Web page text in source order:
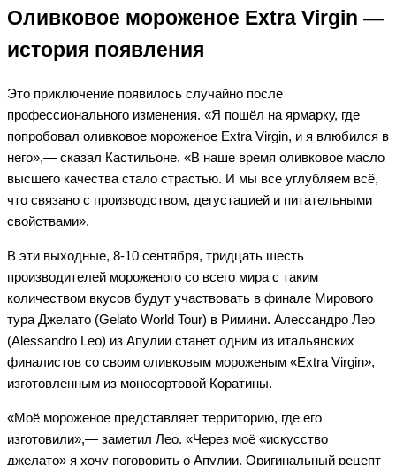
Оливковое мороженое Extra Virgin —
история появления
Это приключение появилось случайно после
профессионального изменения. «Я пошёл на ярмарку, где
попробовал оливковое мороженое Extra Virgin, и я влюбился в
него»,— сказал Кастильоне. «В наше время оливковое масло
высшего качества стало страстью. И мы все углубляем всё,
что связано с производством, дегустацией и питательными
свойствами».
В эти выходные, 8-10 сентября, тридцать шесть
производителей мороженого со всего мира с таким
количеством вкусов будут участвовать в финале Мирового
тура Джелато (Gelato World Tour) в Римини. Алессандро Лео
(Alessandro Leo) из Апулии станет одним из итальянских
финалистов со своим оливковым мороженым «Extra Virgin»,
изготовленным из моносортовой Коратины.
«Моё мороженое представляет территорию, где его
изготовили»,— заметил Лео. «Через моё «искусство
джелато» я хочу поговорить о Апулии. Оригинальный рецепт